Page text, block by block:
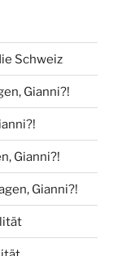
Schweiz
Gianni?!
Gianni?!
Gianni?!